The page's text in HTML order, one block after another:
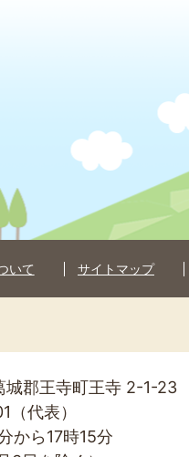
いて サイトマップ
郡王寺町王寺 2-1-23
代表）
から17時15分